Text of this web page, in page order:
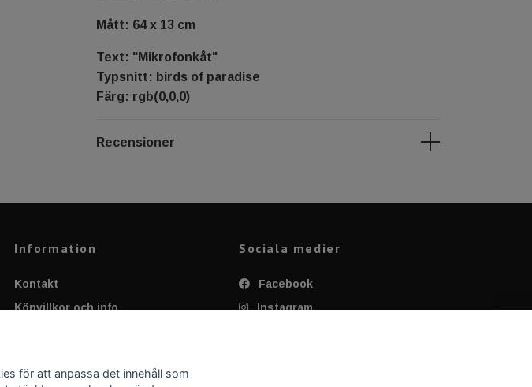
Mått: 64 x 13 cm
Text: "Mikrofonkåt"
Typsnitt: birds of paradise
Färg: rgb(0,0,0)
Recensioner
Information
Kontakt
Köpvillkor och info
Applicering av Dekal
Sociala medier
Facebook
Instagram
för att anpassa det innehåll som